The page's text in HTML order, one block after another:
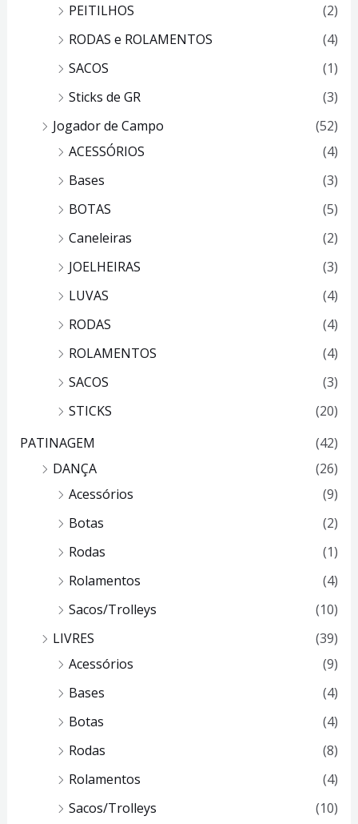
PEITILHOS
(2)
RODAS e ROLAMENTOS
(4)
SACOS
(1)
Sticks de GR
(3)
Jogador de Campo
(52)
ACESSÓRIOS
(4)
Bases
(3)
BOTAS
(5)
Caneleiras
(2)
JOELHEIRAS
(3)
LUVAS
(4)
RODAS
(4)
ROLAMENTOS
(4)
SACOS
(3)
STICKS
(20)
PATINAGEM
(42)
DANÇA
(26)
Acessórios
(9)
Botas
(2)
Rodas
(1)
Rolamentos
(4)
Sacos/Trolleys
(10)
LIVRES
(39)
Acessórios
(9)
Bases
(4)
Botas
(4)
Rodas
(8)
Rolamentos
(4)
Sacos/Trolleys
(10)